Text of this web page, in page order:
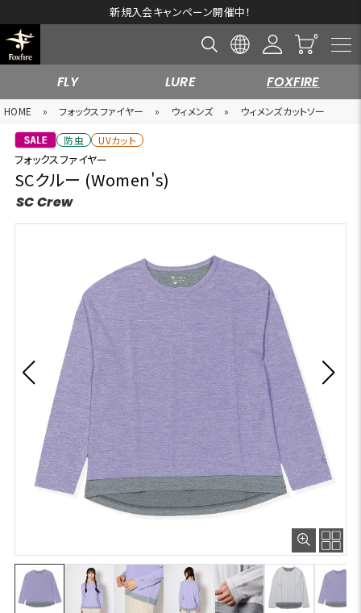
新規入会キャンペーン開催中！
FLY LURE FOXFIRE
HOME » フォックスファイヤー » ウィメンズ » ウィメンズカットソー
防虫 UVカット
フォックスファイヤー
SCクルー (Women's)
SC Crew